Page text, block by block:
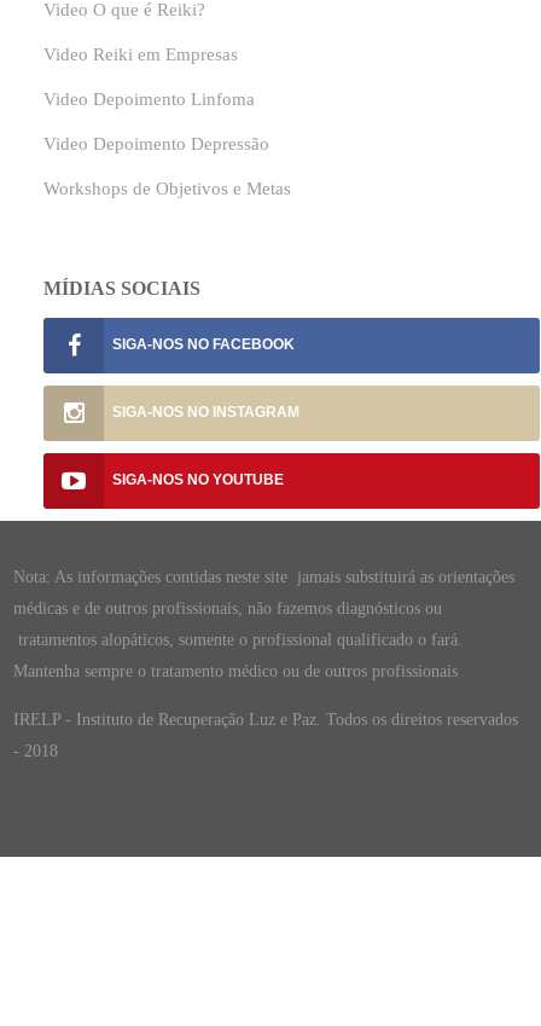
Video O que é Reiki?
Video Reiki em Empresas
Video Depoimento Linfoma
Video Depoimento Depressão
Workshops de Objetivos e Metas
MÍDIAS SOCIAIS
SIGA-NOS NO
SIGA-NOS NO
SIGA-NOS NO
Nota: As informações contidas neste site jamais substituirá as orientações
médicas e de outros profissionais, não fazemos diagnósticos ou
tratamentos alopáticos, somente o profissional qualificado o fará.
Mantenha sempre o tratamento médico ou de outros profissionais
IRELP - Instituto de Recuperação Luz e Paz. Todos os direitos reservados
- 2018